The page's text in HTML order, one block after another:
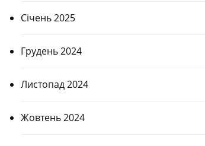
Січень 2025
Грудень 2024
Листопад 2024
Жовтень 2024